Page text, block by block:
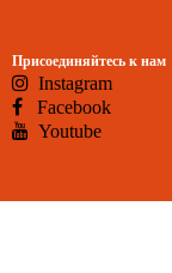
Присоединяйтесь к нам
Instagram
Facebook
Youtube